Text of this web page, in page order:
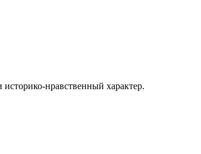
нравственный характер.